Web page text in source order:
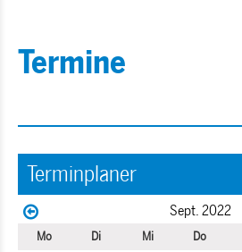
Termine
Terminplaner
Sept. 2022
Mo Di Mi Do